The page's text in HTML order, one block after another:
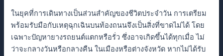
ในยุคที่การเดินทางเป็นส่วนสำคัญของชีวิตประจำวัน การเตรียม
พร้อมรับมือกับเหตุฉุกเฉินบนท้องถนนจึงเป็นสิ่งที่ขาดไม่ได้ โดย
เฉพาะปัญหายางรถยนต์แตกหรือรั่ว ซึ่งอาจเกิดขึ้นได้ทุกเมื่อ ไม่
ว่าจะกลางวันหรือกลางคืน ในเมืองหรือต่างจังหวัด หากไม่ได้รับ